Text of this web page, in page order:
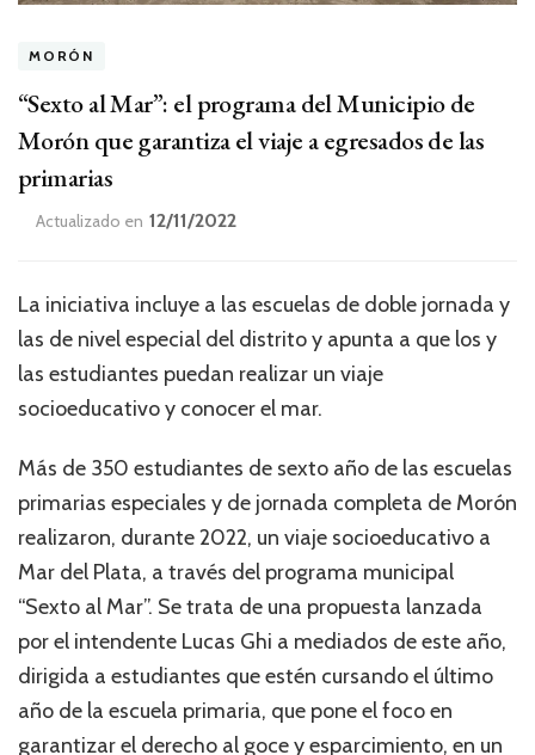
MORÓN
“Sexto al Mar”: el programa del Municipio de
Morón que garantiza el viaje a egresados de las
primarias
Actualizado en 12/11/2022
La iniciativa incluye a las escuelas de doble jornada y
las de nivel especial del distrito y apunta a que los y
las estudiantes puedan realizar un viaje
socioeducativo y conocer el mar.
Más de 350 estudiantes de sexto año de las escuelas
primarias especiales y de jornada completa de Morón
realizaron, durante 2022, un viaje socioeducativo a
Mar del Plata, a través del programa municipal
“Sexto al Mar”. Se trata de una propuesta lanzada
por el intendente Lucas Ghi a mediados de este año,
dirigida a estudiantes que estén cursando el último
año de la escuela primaria, que pone el foco en
garantizar el derecho al goce y esparcimiento, en un